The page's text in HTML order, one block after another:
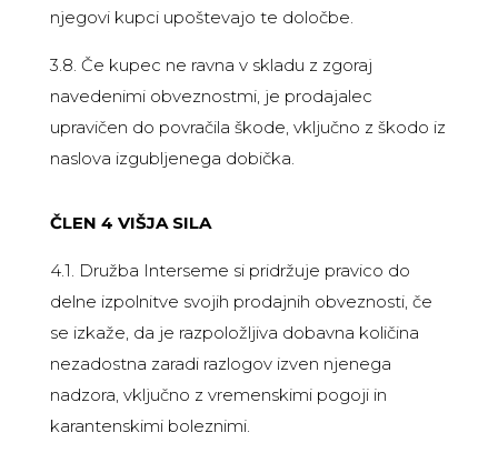
njegovi kupci upoštevajo te določbe.
3.8. Če kupec ne ravna v skladu z zgoraj
navedenimi obveznostmi, je prodajalec
upravičen do povračila škode, vključno z škodo iz
naslova izgubljenega dobička.
ČLEN 4 VIŠJA SILA
4.1. Družba Interseme si pridržuje pravico do
delne izpolnitve svojih prodajnih obveznosti, če
se izkaže, da je razpoložljiva dobavna količina
nezadostna zaradi razlogov izven njenega
nadzora, vključno z vremenskimi pogoji in
karantenskimi boleznimi.